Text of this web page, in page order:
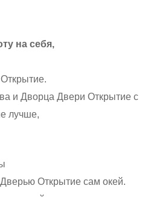
на себя,
и Дворца Двери Открытие с
лучше,
Открытие сам окей.